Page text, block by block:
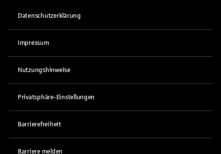
Datenschutzerklärung
Impressum
Nutzungshinweise
Privatsphäre-Einstellungen
Barrierefreiheit
Barriere melden